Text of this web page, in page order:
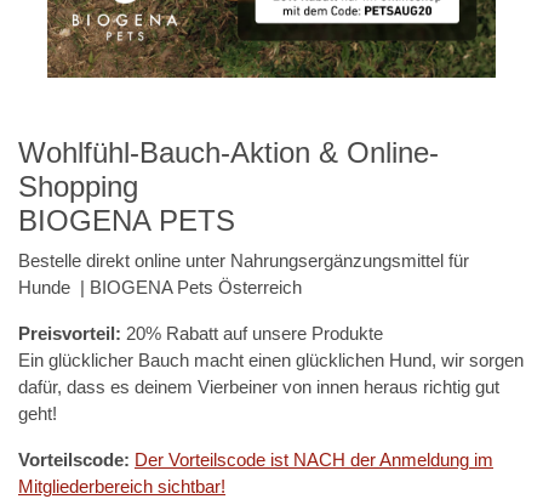
Wohlfühl-Bauch-Aktion & Online-
Shopping
BIOGENA PETS
Bestelle direkt online unter Nahrungsergänzungsmittel für
Hunde | BIOGENA Pets Österreich
Preisvorteil: 20% Rabatt auf unsere Produkte
Ein glücklicher Bauch macht einen glücklichen Hund, wir sorgen
dafür, dass es deinem Vierbeiner von innen heraus richtig gut
geht!
Vorteilscode: Der Vorteilscode ist NACH der Anmeldung im
Mitgliederbereich sichtbar!